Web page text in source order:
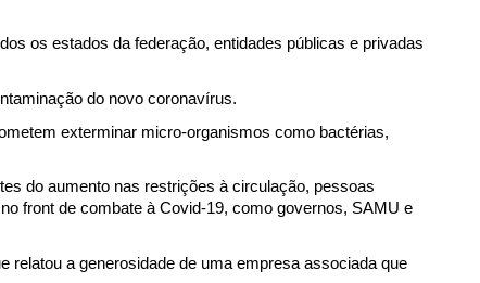
os estados da federação, entidades públicas e privadas
do novo coronavírus.
exterminar micro-organismos como bactérias,
do aumento nas restrições à circulação, pessoas
front de combate à Covid-19, como governos, SAMU e
relatou a generosidade de uma empresa associada que